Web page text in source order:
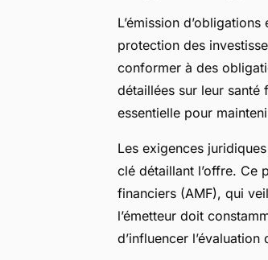
L’émission
protection des
conformer à des
détaillées sur leur santé
essentielle pour
Les exigences
clé détaillant l’offre. Ce
financiers (AMF), qui
l’émetteur doit
d’influencer